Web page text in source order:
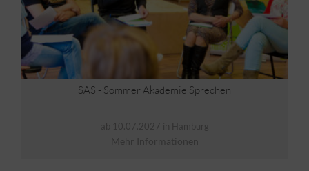
SAS - Sommer Akademie Sprechen
ab 10.07.2027 in Hamburg
Mehr Informationen